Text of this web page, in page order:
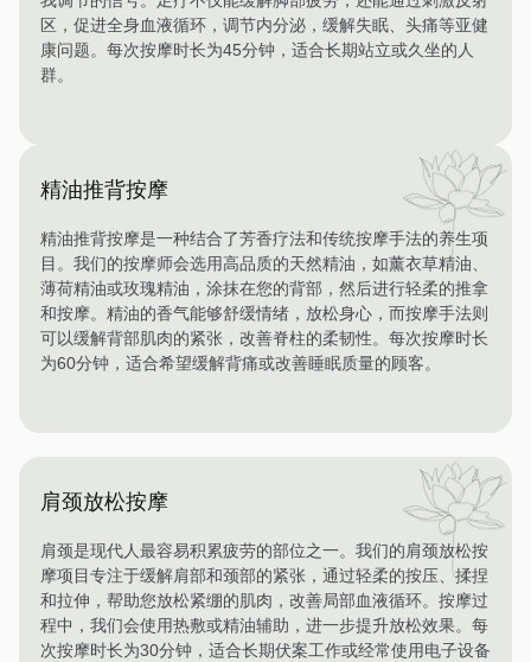
区，促进全身血液循环，调节内分泌，缓解失眠、头痛等亚健
康问题。每次按摩时长为45分钟，适合长期站立或久坐的人
群。
精油推背按摩
精油推背按摩是一种结合了芳香疗法和传统按摩手法的养生项
目。我们的按摩师会选用高品质的天然精油，如薰衣草精油、
薄荷精油或玫瑰精油，涂抹在您的背部，然后进行轻柔的推拿
和按摩。精油的香气能够舒缓情绪，放松身心，而按摩手法则
可以缓解背部肌肉的紧张，改善脊柱的柔韧性。每次按摩时长
为60分钟，适合希望缓解背痛或改善睡眠质量的顾客。
肩颈放松按摩
肩颈是现代人最容易积累疲劳的部位之一。我们的肩颈放松按
摩项目专注于缓解肩部和颈部的紧张，通过轻柔的按压、揉捏
和拉伸，帮助您放松紧绷的肌肉，改善局部血液循环。按摩过
程中，我们会使用热敷或精油辅助，进一步提升放松效果。每
次按摩时长为30分钟，适合长期伏案工作或经常使用电子设备